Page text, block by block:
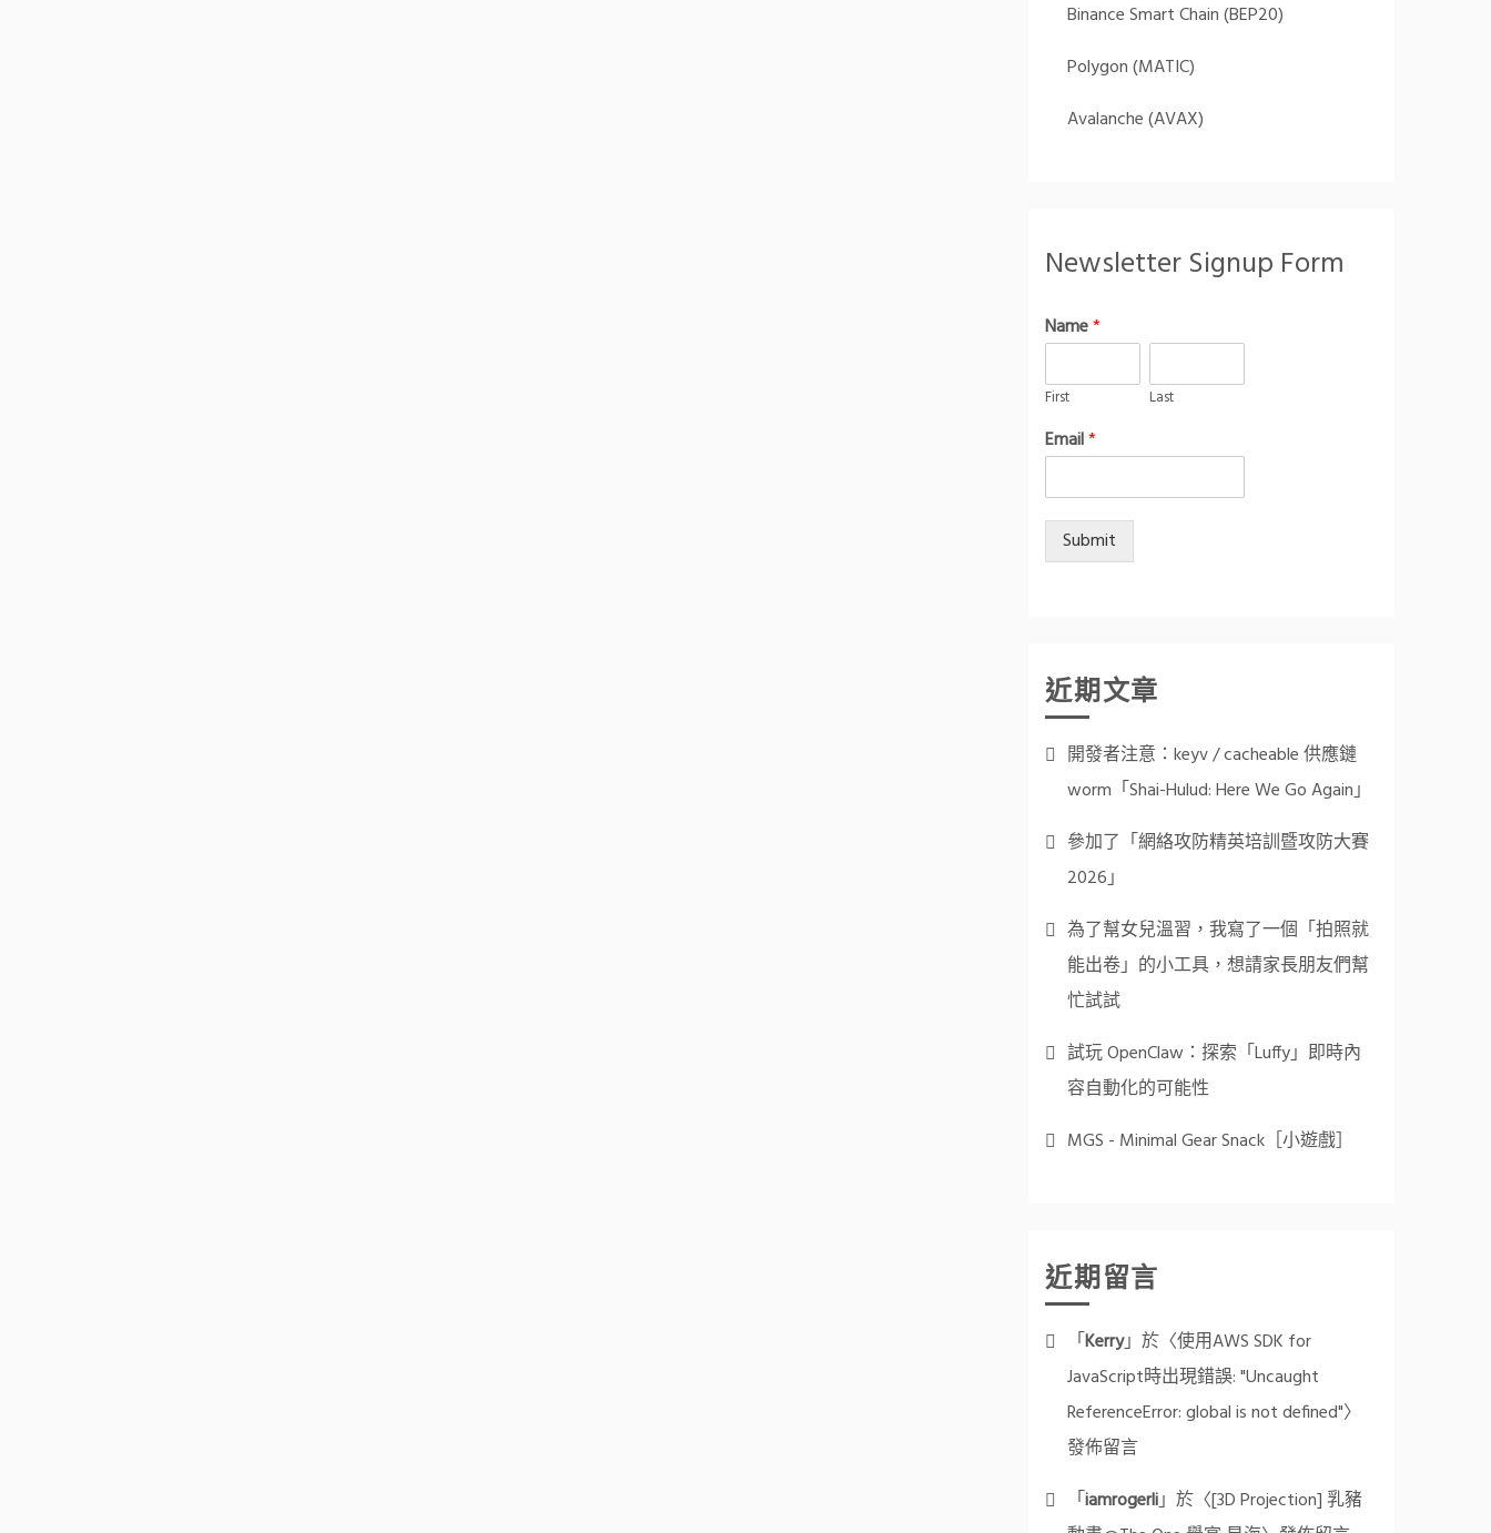
Binance Smart Chain (BEP20)
Polygon (MATIC)
Avalanche (AVAX)
Newsletter Signup Form
Name*
First Last
Email*
Submit
近期文章
開發者注意：keyv / cacheable 供應鏈
worm「Shai-Hulud: Here We Go Again」
參加了「網絡攻防精英培訓暨攻防大賽
2026」
為了幫女兒溫習，我寫了一個「拍照就
能出卷」的小工具，想請家長朋友們幫
忙試試
試玩 OpenClaw：探索「Luffy」即時內
容自動化的可能性
MGS - Minimal Gear Snack［小遊戲］
近期留言
「Kerry」於〈使用AWS SDK for
JavaScript時出現錯誤: "Uncaught
ReferenceError: global is not defined"〉
發佈留言
「iamrogerli」於〈[3D Projection] 乳豬